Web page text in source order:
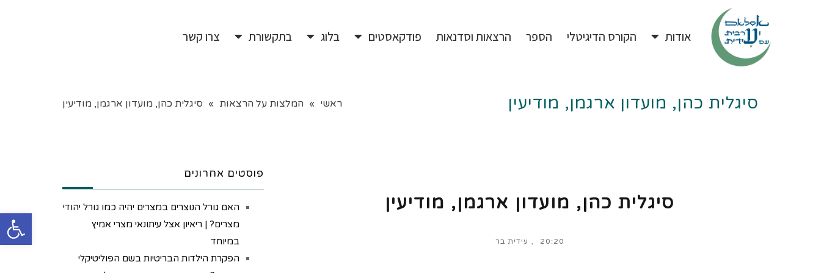
אודות הקורס הדיגיטלי הספר הרצאות וסדנאות פודקאסטים בלוג בתקשורת צרו קשר
סיגלית כהן, מועדון ארגמן, מודיעין ראשי » המלצות על הרצאות » סיגלית כהן, מועדון ארגמן, מודיעין
סיגלית כהן, מועדון ארגמן, מודיעין
20:20 עידית בר
פוסטים אחרונים
האם גורל הנוצרים במצרים יהיה כמו גורל יהודי
מצרים? | ריאיון אצל עיתונאי מצרי אמיץ
במיוחד
הפקרת הילדות הבריטיות בשם הפוליטיקלי